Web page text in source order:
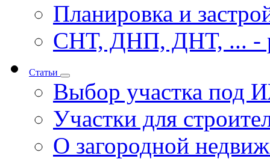
Планировка и
СНТ, ДНП, ДНТ, ... -
Статьи
Выбор участка под
Участки для
О загородной